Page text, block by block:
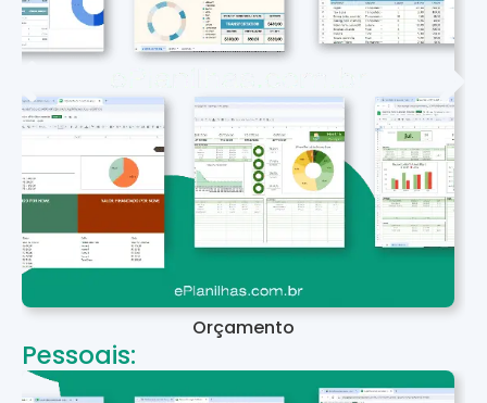
Orçamento
Pessoais: